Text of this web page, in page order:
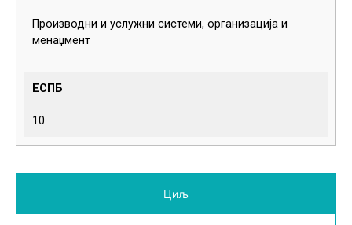
Производни и услужни системи, организација и
менаџмент
ЕСПБ
10
Циљ